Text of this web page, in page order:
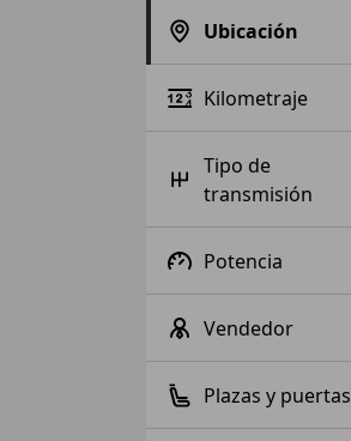
Ubicación
Kilometraje
Tipo de
transmisión
Potencia
Vendedor
Plazas y puertas